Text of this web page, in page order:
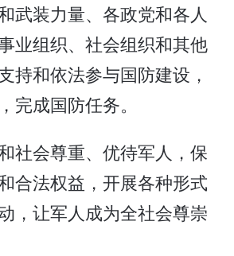
武装力量、各政党和各人
业组织、社会组织和其他
持和依法参与国防建设，
完成国防任务。
会尊重、优待军人，保
合法权益，开展各种形式
，让军人成为全社会尊崇